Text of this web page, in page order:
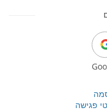
פגישה